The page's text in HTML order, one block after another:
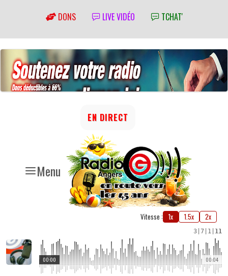
DONS LIVE VIDÉO TCHAT'
Menu
EN DIRECT
Vitesse : 1x 1.5x 2x
3 7 1 11
00:04
00:00